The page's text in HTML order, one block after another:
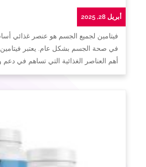
أبريل 28, 2025
فيتامين لجميع الجسم هو عنصر غذائي
في صحة الجسم بشكل عام. يعتبر
أهم العناصر الغذائية التي تساهم في